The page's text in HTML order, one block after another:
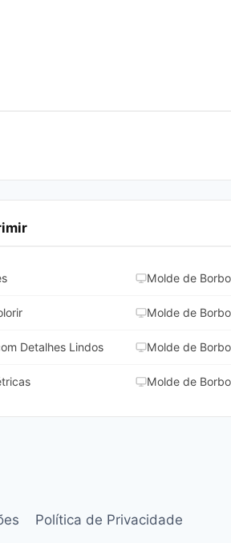
Molde de
Molde de
Detalhes Lindos Molde de
Molde de
Política de Privacidade